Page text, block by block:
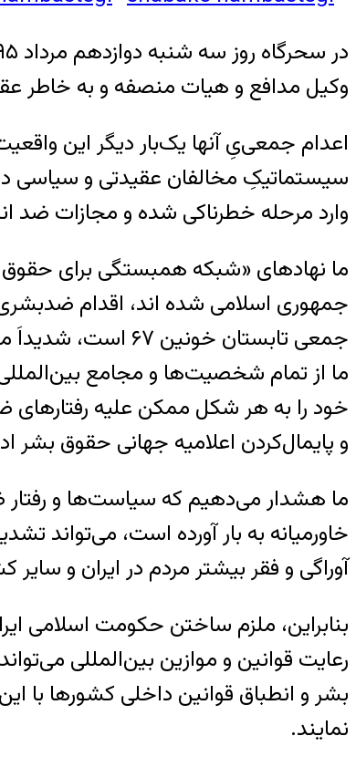
وکیل مدافع و هیات منصفه و به خاطر
سیستماتیکِ مخالفان عقیدتی و سیاسی در
وارد مرحله خطرناکی شده و مجازات ضد
ما نهادهای «شبکه همبستگی برای حقوق
جمهوری اسلامی شده اند، اقدام
جمعی تابستان خونین ۶۷ است، شدیداَ محکوم می‌کنیم.
ما از تمام شخصیت‌ها و مجامع
خود را به هر شکل ممکن علیه رفتارهای
و پایمال‌کردن اعلامیه جهانی حقوق بشر
ما هشدار می‌دهیم که سیاست‌ها و رفتار
خاورمیانه به بار آورده است،
آوراگی و فقر بیشتر مردم در ایران و سایر
بنابراین، ملزم ساختن حکومت اسلامی
رعایت قوانین و موازین بین‌المللی
بشر و انطباق قوانین داخلی کشورها با
نمایند.